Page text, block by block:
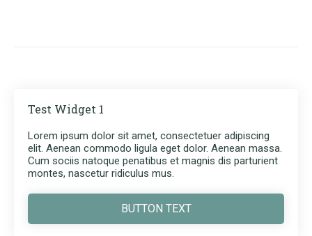
Test Widget 1
Lorem ipsum dolor sit amet, consectetuer adipiscing
elit. Aenean commodo ligula eget dolor. Aenean massa.
Cum sociis natoque penatibus et magnis dis parturient
montes, nascetur ridiculus mus.
BUTTON TEXT